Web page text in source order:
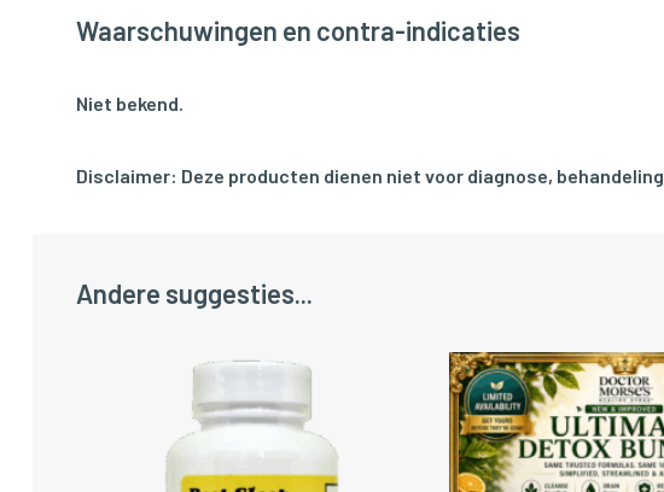
Waarschuwingen en contra-indicaties
Niet bekend.
Disclaimer: Deze producten dienen niet voor diagnose,
Andere suggesties...